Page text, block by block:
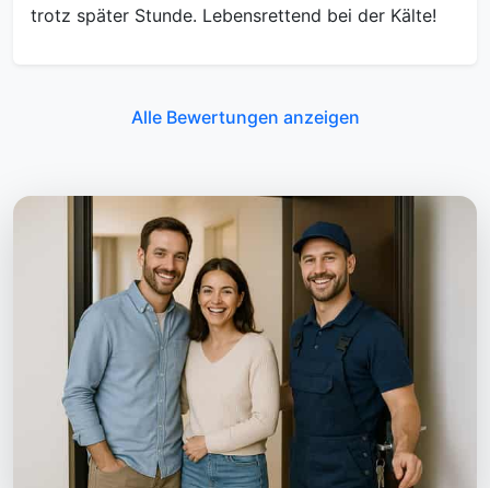
trotz später Stunde. Lebensrettend bei der Kälte!
Alle Bewertungen anzeigen